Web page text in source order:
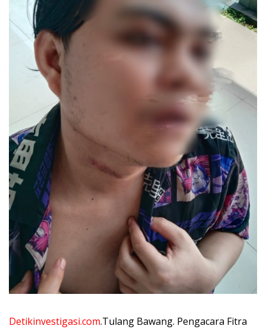
Detikinvestigasi.com.Tulang Bawang. Pengacara Fitra